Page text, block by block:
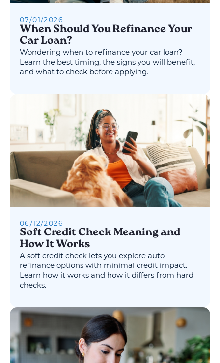
07/01/2026
When Should You Refinance Your
Car Loan?
Wondering when to refinance your car loan?
Learn the best timing, the signs you will benefit,
and what to check before applying.
06/12/2026
Soft Credit Check Meaning and
How It Works
A soft credit check lets you explore auto
refinance options with minimal credit impact.
Learn how it works and how it differs from hard
checks.